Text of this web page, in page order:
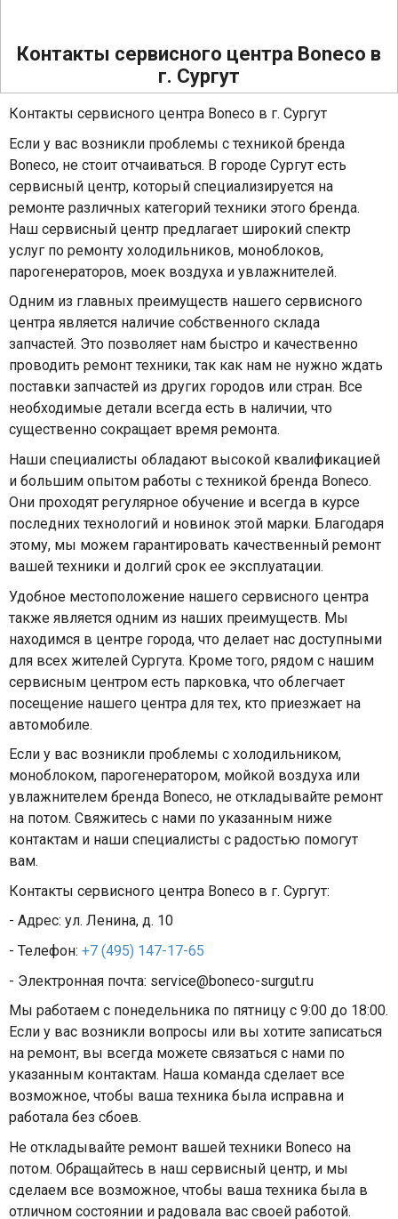
Контакты сервисного центра Boneco в
г. Сургут
Контакты сервисного центра Boneco в г. Сургут
Если у вас возникли проблемы с техникой бренда
Boneco, не стоит отчаиваться. В городе Сургут есть
сервисный центр, который специализируется на
ремонте различных категорий техники этого бренда.
Наш сервисный центр предлагает широкий спектр
услуг по ремонту холодильников, моноблоков,
парогенераторов, моек воздуха и увлажнителей.
Одним из главных преимуществ нашего сервисного
центра является наличие собственного склада
запчастей. Это позволяет нам быстро и качественно
проводить ремонт техники, так как нам не нужно ждать
поставки запчастей из других городов или стран. Все
необходимые детали всегда есть в наличии, что
существенно сокращает время ремонта.
Наши специалисты обладают высокой квалификацией
и большим опытом работы с техникой бренда Boneco.
Они проходят регулярное обучение и всегда в курсе
последних технологий и новинок этой марки. Благодаря
этому, мы можем гарантировать качественный ремонт
вашей техники и долгий срок ее эксплуатации.
Удобное местоположение нашего сервисного центра
также является одним из наших преимуществ. Мы
находимся в центре города, что делает нас доступными
для всех жителей Сургута. Кроме того, рядом с нашим
сервисным центром есть парковка, что облегчает
посещение нашего центра для тех, кто приезжает на
автомобиле.
Если у вас возникли проблемы с холодильником,
моноблоком, парогенератором, мойкой воздуха или
увлажнителем бренда Boneco, не откладывайте ремонт
на потом. Свяжитесь с нами по указанным ниже
контактам и наши специалисты с радостью помогут
вам.
Контакты сервисного центра Boneco в г. Сургут:
- Адрес: ул. Ленина, д. 10
- Телефон: +7 (495) 147-17-65
- Электронная почта: service@boneco-surgut.ru
Мы работаем с понедельника по пятницу с 9:00 до 18:00.
Если у вас возникли вопросы или вы хотите записаться
на ремонт, вы всегда можете связаться с нами по
указанным контактам. Наша команда сделает все
возможное, чтобы ваша техника была исправна и
работала без сбоев.
Не откладывайте ремонт вашей техники Boneco на
потом. Обращайтесь в наш сервисный центр, и мы
сделаем все возможное, чтобы ваша техника была в
отличном состоянии и радовала вас своей работой.